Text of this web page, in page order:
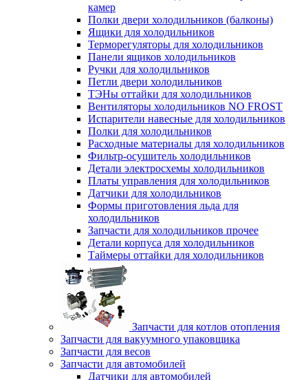
камер
Полки двери холодильников (балконы)
Ящики для холодильников
Терморегуляторы для холодильников
Панели ящиков холодильников
Ручки для холодильников
Петли двери холодильников
ТЭНы оттайки для холодильников
Вентиляторы холодильников NO FROST
Испарители навесные для холодильников
Полки для холодильников
Расходные материалы для холодильников
Фильтр-осушитель холодильников
Детали электросхемы холодильников
Платы управления для холодильников
Датчики для холодильников
Формы приготовления льда для
холодильников
Запчасти для холодильников прочее
Детали корпуса для холодильников
Таймеры оттайки для холодильников
Запчасти для котлов отопления
Запчасти для вакуумного упаковщика
Запчасти для весов
Запчасти для автомобилей
Датчики для автомобилей